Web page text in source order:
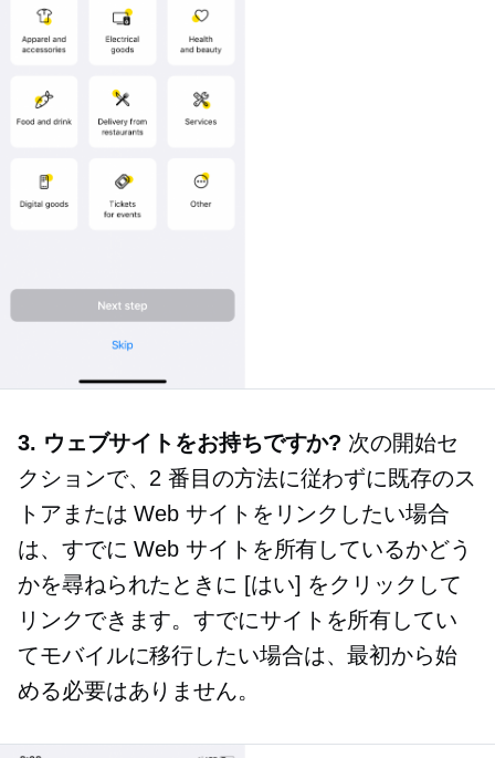
3. ウェブサイトをお持ちですか? 次の開始セ
クションで、2 番目の方法に従わずに既存のス
トアまたは Web サイトをリンクしたい場合
は、すでに Web サイトを所有しているかどう
かを尋ねられたときに [はい] をクリックして
リンクできます。すでにサイトを所有してい
てモバイルに移行したい場合は、最初から始
める必要はありません。